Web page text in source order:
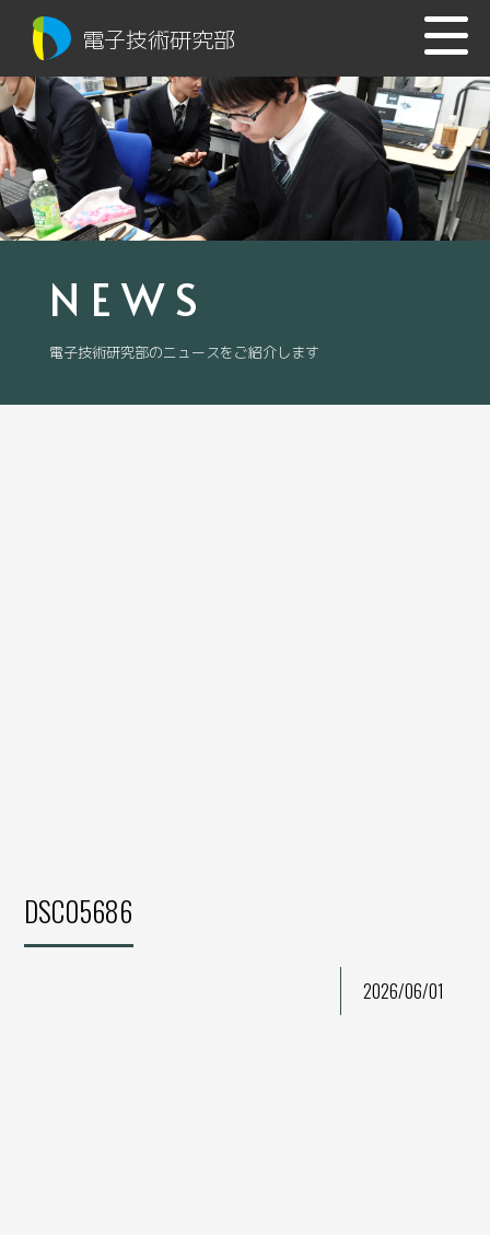
電子技術研究部
NEWS
電子技術研究部のニュースをご紹介します
DSC05686
2026/06/01